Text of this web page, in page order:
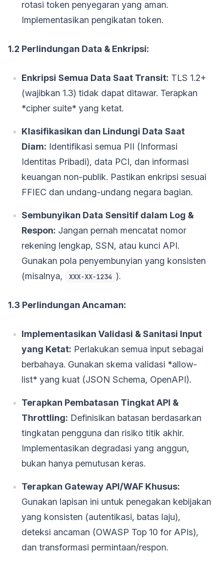
rotasi token penyegaran yang aman.
Implementasikan pengikatan token.
1.2 Perlindungan Data & Enkripsi:
Enkripsi Semua Data Saat Transit: TLS 1.2+
(wajibkan 1.3) tidak dapat ditawar. Terapkan
*cipher suite* yang ketat.
Klasifikasikan dan Lindungi Data Saat
Diam: Identifikasi semua PII (Informasi
Identitas Pribadi), data PCI, dan informasi
keuangan non-publik. Pastikan enkripsi sesuai
FFIEC dan undang-undang negara bagian.
Sembunyikan Data Sensitif dalam Log &
Respon: Jangan pernah mencatat nomor
rekening lengkap, SSN, atau kunci API.
Gunakan pola penyembunyian yang konsisten
(misalnya,
XXX-XX-1234 ).
1.3 Perlindungan Ancaman:
Implementasikan Validasi & Sanitasi Input
yang Ketat: Perlakukan semua input sebagai
berbahaya. Gunakan skema validasi *allow-
list* yang kuat (JSON Schema, OpenAPI).
Terapkan Pembatasan Tingkat API &
Throttling: Definisikan batasan berdasarkan
tingkatan pengguna dan risiko titik akhir.
Implementasikan degradasi yang anggun,
bukan hanya pemutusan keras.
Terapkan Gateway API/WAF Khusus:
Gunakan lapisan ini untuk penegakan kebijakan
yang konsisten (autentikasi, batas laju),
deteksi ancaman (OWASP Top 10 for APIs),
dan transformasi permintaan/respon.